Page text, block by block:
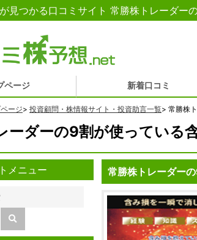
見つかる口コミサイト 常勝株トレーダー
ページ 新着口コミ
ージ> 投資顧問・株情報サイト・投資助言一覧> 常勝株
ーダーの9割が使っている
常勝株トレーダー
メニュー